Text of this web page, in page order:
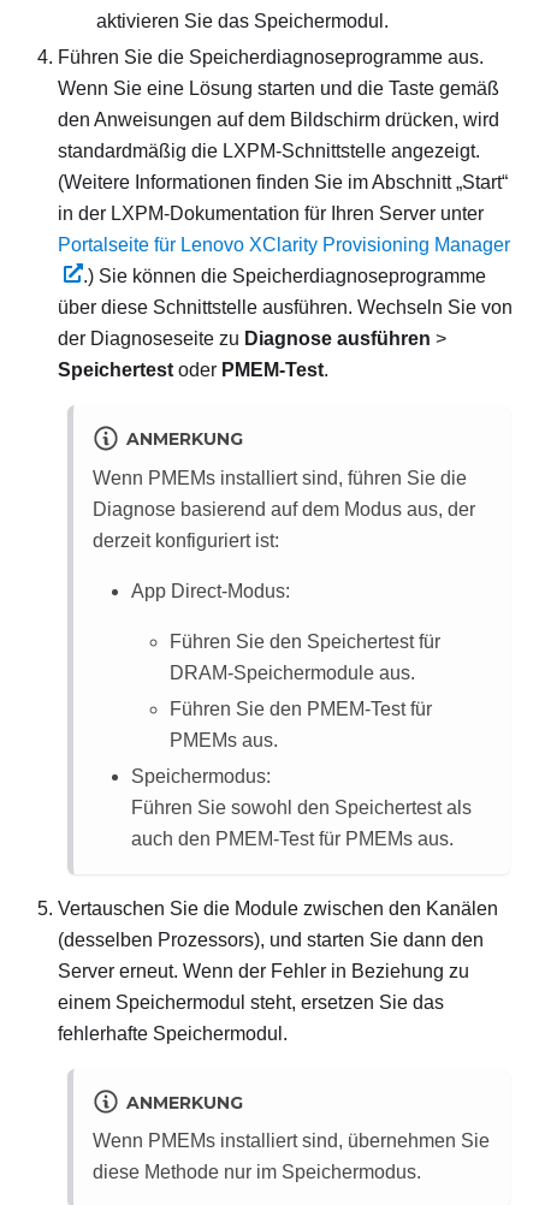
aktivieren Sie das Speichermodul.
Führen Sie die Speicherdiagnoseprogramme aus.
Wenn Sie eine Lösung starten und die Taste gemäß
den Anweisungen auf dem Bildschirm drücken, wird
standardmäßig die LXPM-Schnittstelle angezeigt.
(Weitere Informationen finden Sie im Abschnitt „Start“
in der LXPM-Dokumentation für Ihren Server unter
Portalseite für Lenovo XClarity Provisioning Manager
.) Sie können die Speicherdiagnoseprogramme
über diese Schnittstelle ausführen. Wechseln Sie von
der Diagnoseseite zu Diagnose ausführen >
Speichertestoder PMEM-Test.
ANMERKUNG
Wenn PMEMs installiert sind, führen Sie die
Diagnose basierend auf dem Modus aus, der
derzeit konfiguriert ist:
App Direct-Modus:
Führen Sie den Speichertest für
DRAM-Speichermodule aus.
Führen Sie den PMEM-Test für
PMEMs aus.
Speichermodus:
Führen Sie sowohl den Speichertest als
auch den PMEM-Test für PMEMs aus.
Vertauschen Sie die Module zwischen den Kanälen
(desselben Prozessors), und starten Sie dann den
Server erneut. Wenn der Fehler in Beziehung zu
einem Speichermodul steht, ersetzen Sie das
fehlerhafte Speichermodul.
ANMERKUNG
Wenn PMEMs installiert sind, übernehmen Sie
diese Methode nur im Speichermodus.